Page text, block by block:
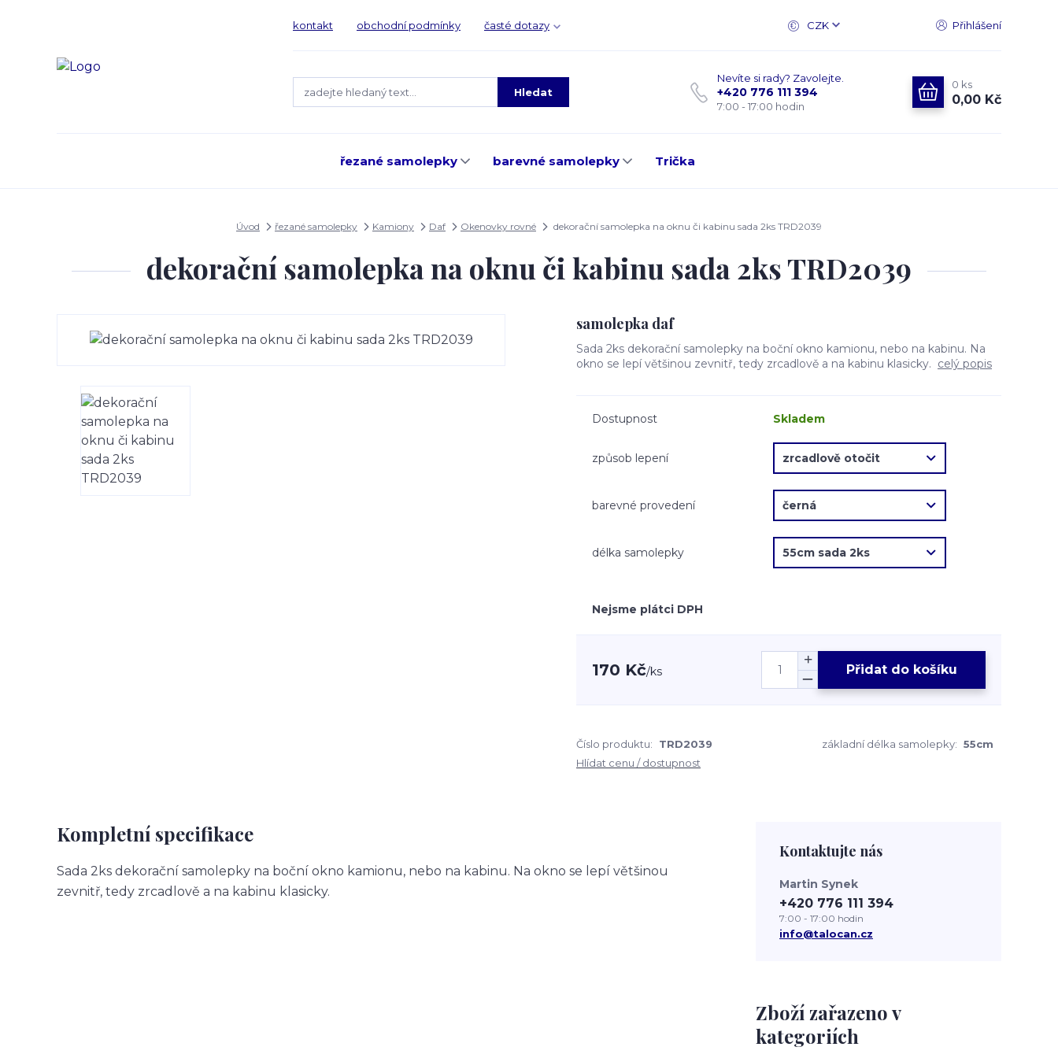
kontakt obchodní podmínky časté dotazy CZK Přihlášení
Hledat
Nevíte si rady? Zavolejte.
+420 776 111 394
7:00 - 17:00 hodin
0 ks
0,00 Kč
řezané samolepky barevné samolepky Trička
Úvod řezané samolepky Kamiony Daf Okenovky rovné dekorační samolepka na oknu či kabinu sada 2ks TRD2039
dekorační samolepka na oknu či kabinu sada 2ks TRD2039
samolepka daf
Sada 2ks dekorační samolepky na boční okno kamionu, nebo na kabinu. Na
okno se lepí většinou zevnitř, tedy zrcadlově a na kabinu klasicky. celý popis
Dostupnost Skladem
způsob lepení
barevné provedení
délka samolepky
Nejsme plátci DPH
170 Kč/ks Přidat do košíku
Číslo produktu: TRD2039 základní délka samolepky: 55cm
Hlídat cenu / dostupnost
Kompletní specifikace
Sada 2ks dekorační samolepky na boční okno kamionu, nebo na kabinu. Na okno se lepí většinou
zevnitř, tedy zrcadlově a na kabinu klasicky.
Zboží zařazeno v
kategoriích
Kontaktujte nás
Martin Synek
+420 776 111 394
7:00 - 17:00 hodin
info@talocan.cz